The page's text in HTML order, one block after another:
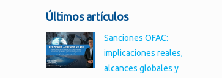
Últimos artículos
Sanciones OFAC:
implicaciones reales,
alcances globales y